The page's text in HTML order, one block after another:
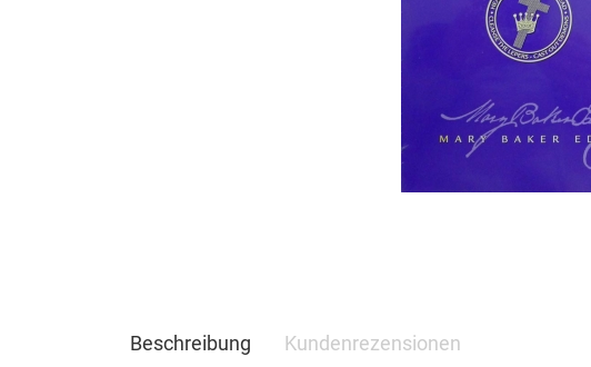
Beschreibung Kundenrezensionen